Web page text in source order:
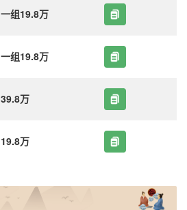
一组19.8万
一组19.8万
39.8万
19.8万